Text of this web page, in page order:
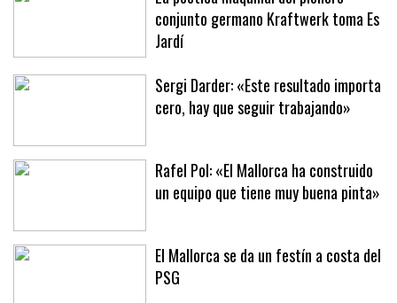
La poética maquinal del pionero
conjunto germano Kraftwerk toma Es
Jardí
Sergi Darder: «Este resultado importa
Rafel Pol: «El Mallorca ha construido
El Mallorca se da un festín a costa del